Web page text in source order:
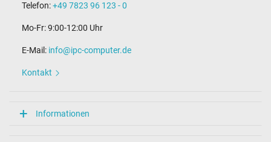
Telefon:+49 7823 96 123 - 0
Mo-Fr: 9:00-12:00 Uhr
E-Mail: info@ipc-computer.de
Kontakt
Informationen